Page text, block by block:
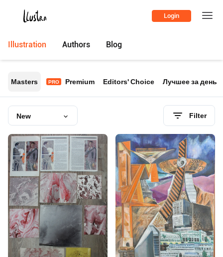
Login
Illustration Authors Blog
New
Masters PRO Premium Editors' Choice Лучшее за день
Filter